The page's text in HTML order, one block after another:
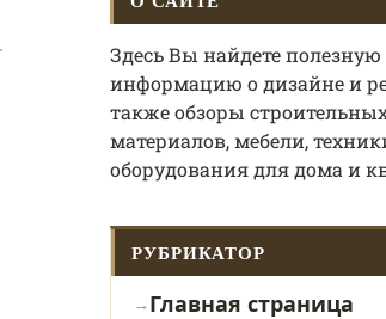
Здесь Вы найдете полезную
информацию о дизайне и
также обзоры
материалов, мебели,
оборудования для дома и
РУБРИКАТОР
Главная страница